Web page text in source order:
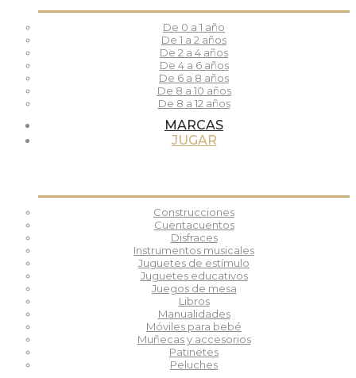
De 0 a 1 año
De 1 a 2 años
De 2 a 4 años
De 4 a 6 años
De 6 a 8 años
De 8 a 10 años
De 8 a 12 años
MARCAS
JUGAR
Construcciones
Cuentacuentos
Disfraces
Instrumentos musicales
Juguetes de estímulo
Juguetes educativos
Juegos de mesa
Libros
Manualidades
Móviles para bebé
Muñecas y accesorios
Patinetes
Peluches